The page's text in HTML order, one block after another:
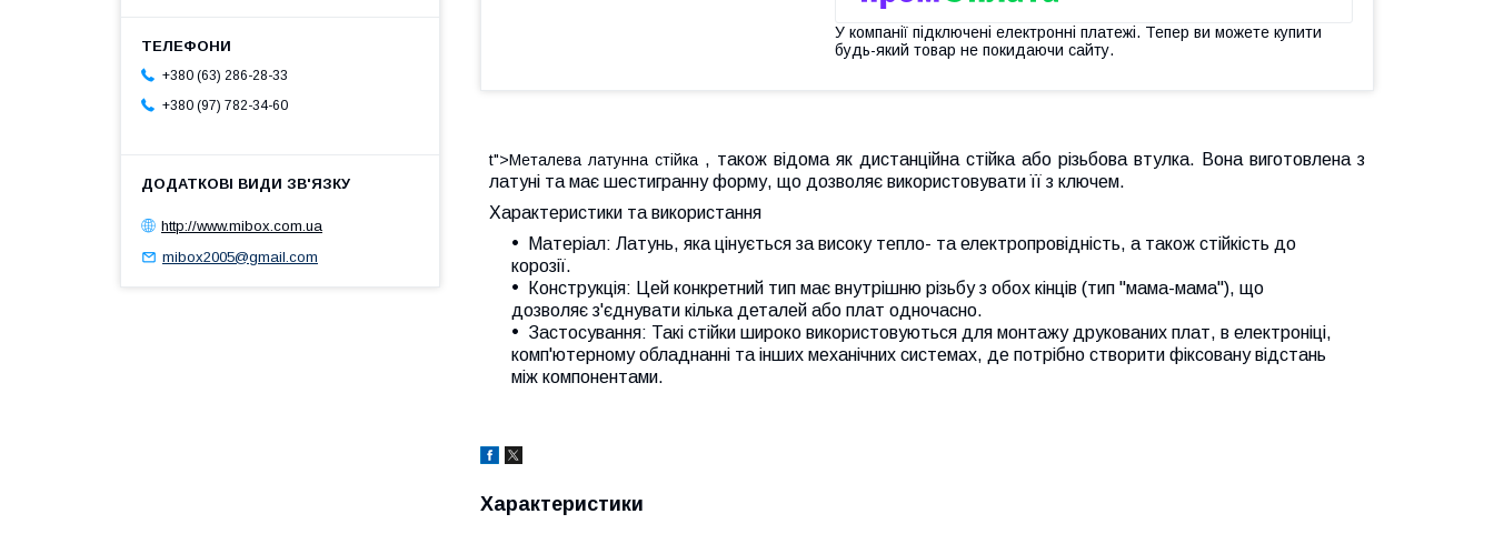
У компанії підключені електронні платежі. Тепер ви можете купити
будь-який товар не покидаючи сайту.
t">Металева латунна стійка , також відома як дистанційна стійка або різьбова втулка. Вона виготовлена з
латуні та має шестигранну форму, що дозволяє використовувати її з ключем.
Характеристики та використання
Матеріал: Латунь, яка цінується за високу тепло- та електропровідність, а також стійкість до
корозії.
Конструкція: Цей конкретний тип має внутрішню різьбу з обох кінців (тип "мама-мама"), що
дозволяє з'єднувати кілька деталей або плат одночасно.
Застосування: Такі стійки широко використовуються для монтажу друкованих плат, в електроніці,
комп'ютерному обладнанні та інших механічних системах, де потрібно створити фіксовану відстань
між компонентами.
Характеристики
+380 (63) 286-28-33
+380 (97) 782-34-60
http://www.mibox.com.ua
mibox2005@gmail.com